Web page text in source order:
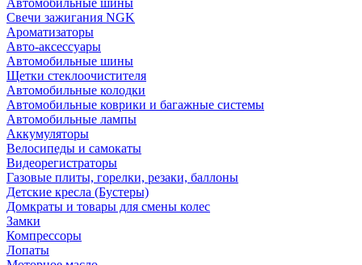
Свечи зажигания NGK
Ароматизаторы
Авто-аксессуары
Автомобильные шины
Щетки стеклоочистителя
Автомобильные колодки
Автомобильные коврики и багажные системы
Автомобильные лампы
Аккумуляторы
Велосипеды и самокаты
Видеорегистраторы
Газовые плиты, горелки, резаки, баллоны
Детские кресла (Бустеры)
Домкраты и товары для смены колес
Замки
Компрессоры
Лопаты